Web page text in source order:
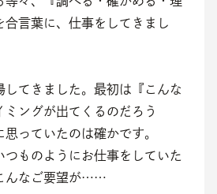
合言葉に、仕事をしてきまし
してきました。最初は『こんな
ングが出てくるのだろう
っていたのは確かです。
つものようにお仕事をしていた
んなご要望が……